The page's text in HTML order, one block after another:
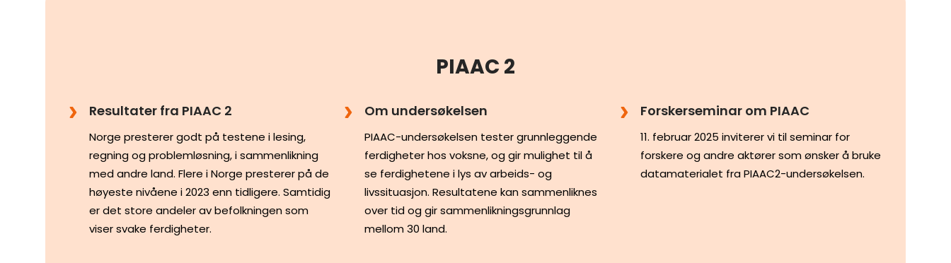
PIAAC 2
Resultater fra PIAAC 2
Norge presterer godt på testene i lesing,
regning og problemløsning, i sammenlikning
med andre land. Flere i Norge presterer på de
høyeste nivåene i 2023 enn tidligere. Samtidig
er det store andeler av befolkningen som
viser svake ferdigheter.
Om undersøkelsen
PIAAC-undersøkelsen tester grunnleggende
ferdigheter hos voksne, og gir mulighet til å
se ferdighetene i lys av arbeids- og
livssituasjon. Resultatene kan sammenliknes
over tid og gir sammenlikningsgrunnlag
mellom 30 land.
Forskerseminar om PIAAC
11. februar 2025 inviterer vi til seminar for
forskere og andre aktører som ønsker å bruke
datamaterialet fra PIAAC2-undersøkelsen.